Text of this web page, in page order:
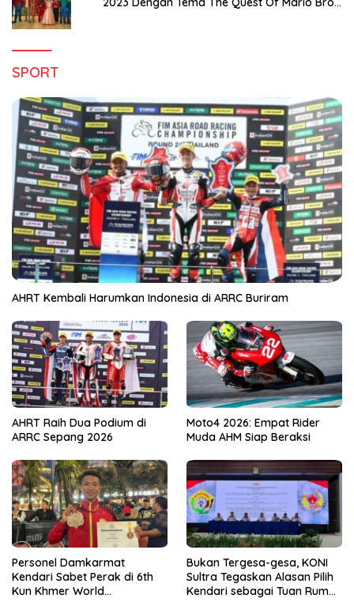
SPORT
AHRT Kembali Harumkan Indonesia di ARRC Buriram
AHRT Raih Dua Podium di
ARRC Sepang 2026
Moto4 2026: Empat Rider
Muda AHM Siap Beraksi
Personel Damkarmat
Kendari Sabet Perak di 6th
Kun Khmer World
Bukan Tergesa-gesa, KONI
Sultra Tegaskan Alasan Pilih
Kendari sebagai Tuan Rumah